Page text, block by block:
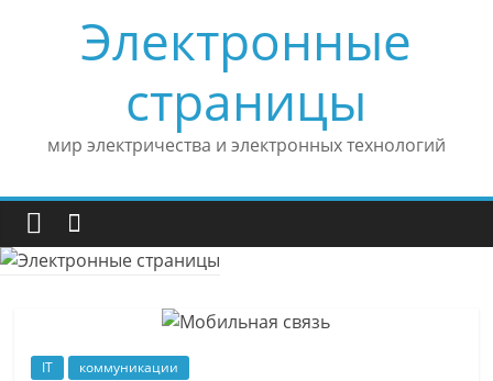
Электронные
страницы
мир электричества и электронных технологий
IT коммуникации